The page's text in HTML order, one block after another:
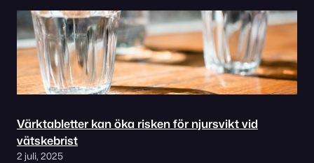
Värktabletter kan öka risken för njursvikt vid
vätskebrist
2 juli, 2025